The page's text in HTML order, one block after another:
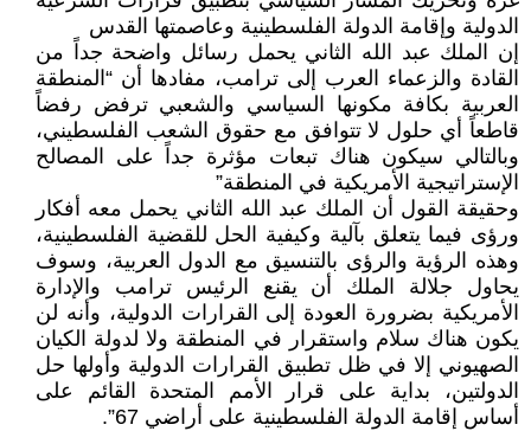
الدولية وإقامة الدولة الفلسطينية وعاصمتها القدس
إن الملك عبد الله الثاني يحمل رسائل واضحة جداً من
القادة والزعماء العرب إلى ترامب، مفادها أن “المنطقة
العربية بكافة مكونها السياسي والشعبي ترفض رفضاً
قاطعاً أي حلول لا تتوافق مع حقوق الشعب الفلسطيني،
وبالتالي سيكون هناك تبعات مؤثرة جداً على المصالح
الإستراتيجية الأمريكية في المنطقة”
وحقيقة القول أن الملك عبد الله الثاني يحمل معه أفكار
ورؤى فيما يتعلق بآلية وكيفية الحل للقضية الفلسطينية،
وهذه الرؤية والرؤى بالتنسيق مع الدول العربية، وسوف
يحاول جلالة الملك أن يقنع الرئيس ترامب والإدارة
الأمريكية بضرورة العودة إلى القرارات الدولية، وأنه لن
يكون هناك سلام واستقرار في المنطقة ولا لدولة الكيان
الصهيوني إلا في ظل تطبيق القرارات الدولية وأولها حل
الدولتين، بداية على قرار الأمم المتحدة القائم على
أساس إقامة الدولة الفلسطينية على أراضي 67”.